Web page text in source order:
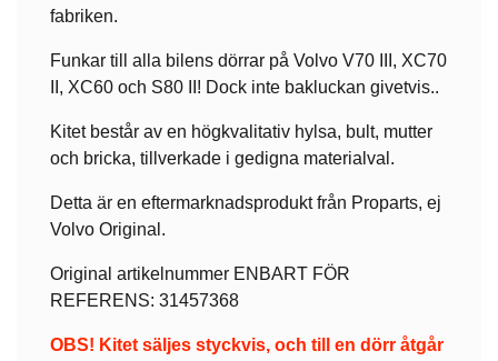
fabriken.
Funkar till alla bilens dörrar på Volvo V70 III, XC70
II, XC60 och S80 II! Dock inte bakluckan givetvis..
Kitet består av en högkvalitativ hylsa, bult, mutter
och bricka, tillverkade i gedigna materialval.
Detta är en eftermarknadsprodukt från Proparts, ej
Volvo Original.
Original artikelnummer ENBART FÖR
REFERENS: 31457368
OBS! Kitet säljes styckvis, och till en dörr åtgår